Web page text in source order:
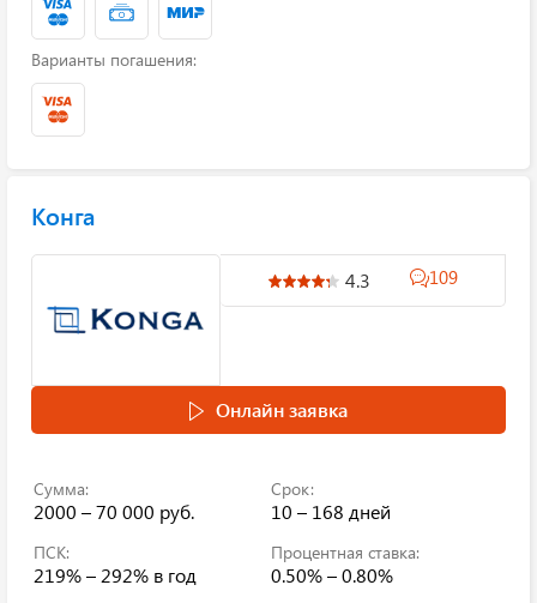
Варианты погашения:
Конга
4.3 109
Онлайн заявка
Сумма:
2000 – 70 000 руб.
Срок:
10 – 168 дней
ПСК:
219% – 292% в год
Процентная ставка:
0.50% – 0.80%